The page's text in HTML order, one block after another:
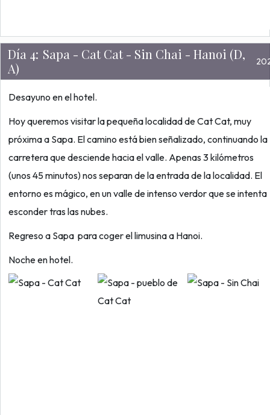
Día 4: Sapa - Cat Cat - Sin Chai - Hanoi (D,
A)
Desayuno en el hotel.
Hoy queremos visitar la pequeña localidad de Cat Cat, muy
próxima a Sapa. El camino está bien señalizado, continuando la
carretera que desciende hacia el valle. Apenas 3 kilómetros
(unos 45 minutos) nos separan de la entrada de la localidad. El
entorno es mágico, en un valle de intenso verdor que se intenta
esconder tras las nubes.
Regreso a Sapa para coger el limusina a Hanoi.
Noche en hotel.